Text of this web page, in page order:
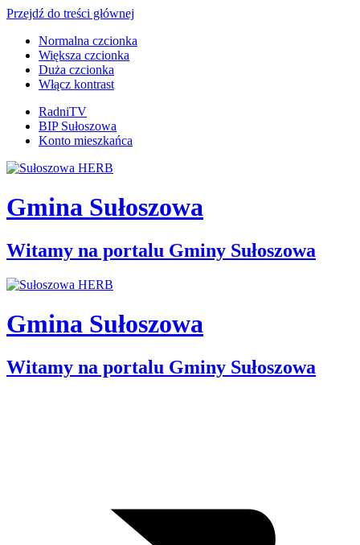
Przejdź do treści głównej
Normalna czcionka
Większa czcionka
Duża czcionka
Włącz kontrast
RadniTV
BIP Sułoszowa
Konto mieszkańca
Gmina Sułoszowa
Witamy na portalu Gminy Sułoszowa
Gmina Sułoszowa
Witamy na portalu Gminy Sułoszowa